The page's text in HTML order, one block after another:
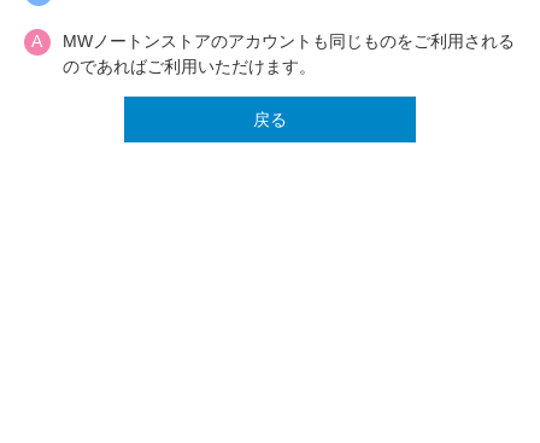
MWノートンストアのアカウントも同じものをご利用される
のであればご利用いただけます。
戻る